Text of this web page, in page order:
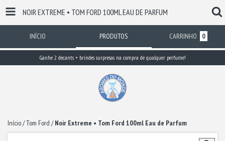
NOIR EXTREME • TOM FORD 100ML EAU DE PARFUM
INÍCIO PRODUTOS CARRINHO 0
Ganhe 2 decants + brindes surpresas na compra de qualquer perfume!
Início/Tom Ford / Noir Extreme • Tom Ford 100ml Eau de Parfum